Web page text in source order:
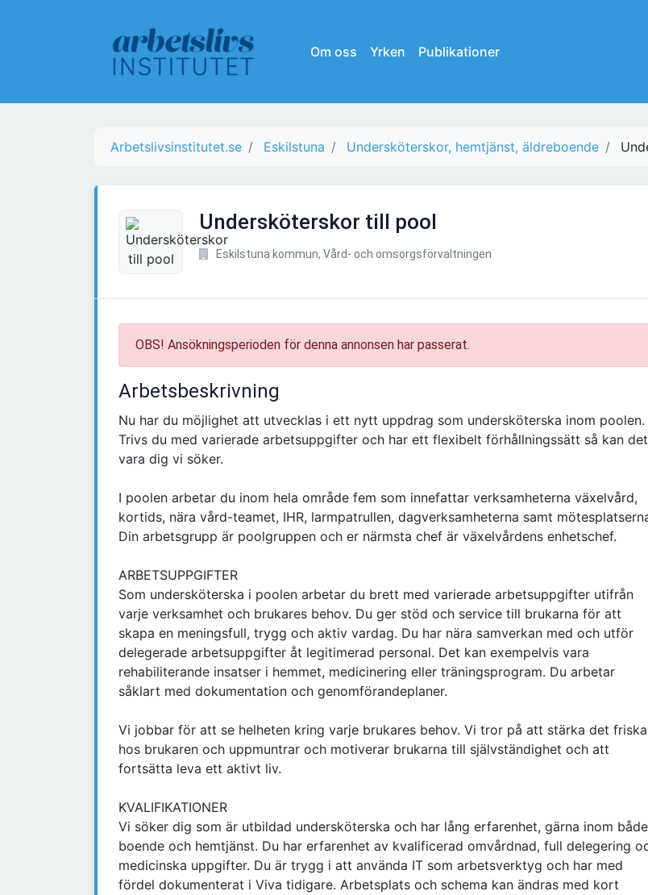
Om oss Yrken Publikationer
Arbetslivsinstitutet.se Eskilstuna Undersköterskor, hemtjänst, äldreboende
Undersköterskor till pool
Eskilstuna kommun, Vård- och omsorgsförvaltningen
OBS! Ansökningsperioden för denna annonsen har passerat.
Arbetsbeskrivning
Nu har du möjlighet att utvecklas i ett nytt uppdrag som undersköterska inom poolen.
Trivs du med varierade arbetsuppgifter och har ett flexibelt förhållningssätt så kan det
vara dig vi söker.
I poolen arbetar du inom hela område fem som innefattar verksamheterna växelvård,
kortids, nära vård-teamet, IHR, larmpatrullen, dagverksamheterna samt
Din arbetsgrupp är poolgruppen och er närmsta chef är växelvårdens enhetschef.
ARBETSUPPGIFTER
Som undersköterska i poolen arbetar du brett med varierade arbetsuppgifter utifrån
varje verksamhet och brukares behov. Du ger stöd och service till brukarna för att
skapa en meningsfull, trygg och aktiv vardag. Du har nära samverkan med och utför
delegerade arbetsuppgifter åt legitimerad personal. Det kan exempelvis vara
rehabiliterande insatser i hemmet, medicinering eller träningsprogram. Du arbetar
såklart med dokumentation och genomförandeplaner.
Vi jobbar för att se helheten kring varje brukares behov. Vi tror på att stärka det friska
hos brukaren och uppmuntrar och motiverar brukarna till självständighet och att
fortsätta leva ett aktivt liv.
KVALIFIKATIONER
Vi söker dig som är utbildad undersköterska och har lång erfarenhet, gärna inom både
boende och hemtjänst. Du har erfarenhet av kvalificerad omvårdnad, full delegering
medicinska uppgifter. Du är trygg i att använda IT som arbetsverktyg och har med
fördel dokumenterat i Viva tidigare. Arbetsplats och schema kan ändras med kort